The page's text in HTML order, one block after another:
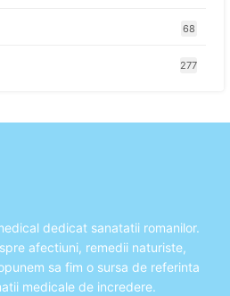
68
277
dedicat sanatatii romanilor.
afectiuni, remedii naturiste,
sa fim o sursa de referinta
medicale de incredere.